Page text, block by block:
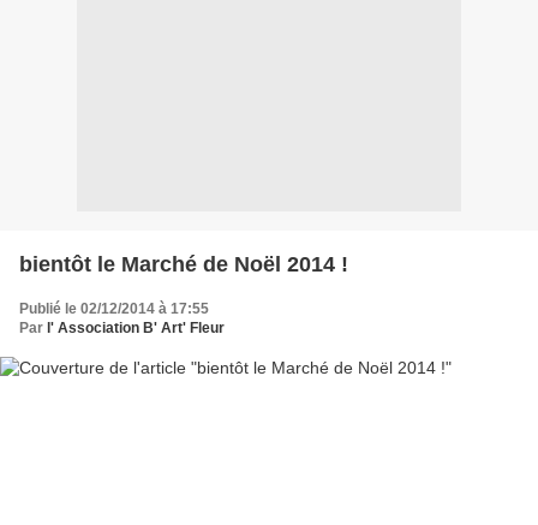
bientôt le Marché de Noël 2014 !
Publié le 02/12/2014 à 17:55
Par l' Association B' Art' Fleur